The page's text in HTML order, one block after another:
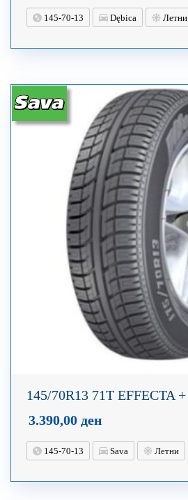
145-70-13 Dębica Летни
145/70R13 71T EFFECTA +
3.390,00 ден
145-70-13 Sava Летни